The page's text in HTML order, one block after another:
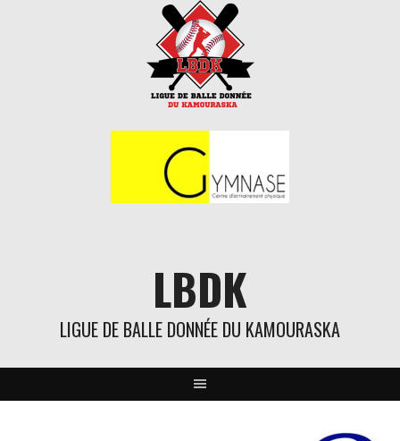
LBDK
LIGUE DE BALLE DONNÉE DU KAMOURASKA